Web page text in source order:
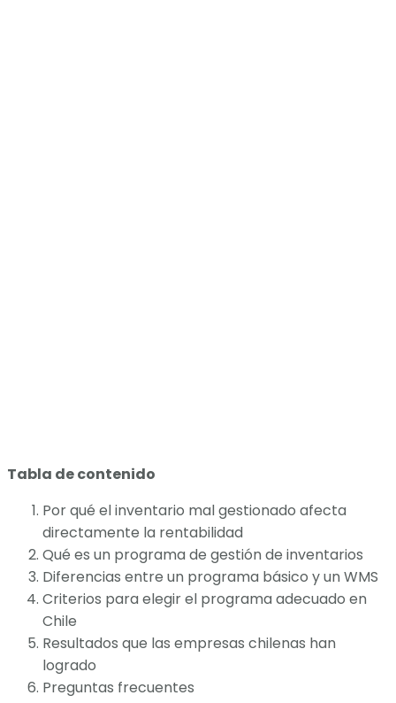
Tabla de contenido
Por qué el inventario mal gestionado afecta
directamente la rentabilidad
Qué es un programa de gestión de inventarios
Diferencias entre un programa básico y un WMS
Criterios para elegir el programa adecuado en
Chile
Resultados que las empresas chilenas han
logrado
Preguntas frecuentes